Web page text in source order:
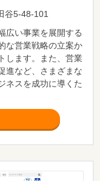
谷5-48-101
広い事業を展開する
な営業戦略の立案か
します。また、営業
進など、さまざまな
ネスを成功に導くた